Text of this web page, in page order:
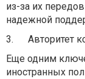
из-за их
надежной
3.
Авторитет
Еще одним
иностранных